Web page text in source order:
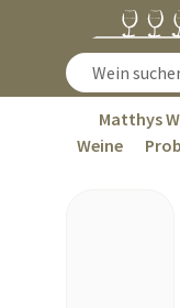
Matthys
Weine